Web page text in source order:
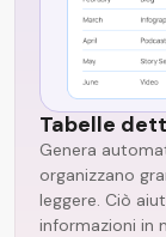
Tabelle
Genera
organizzano
leggere. Ciò
informazioni in